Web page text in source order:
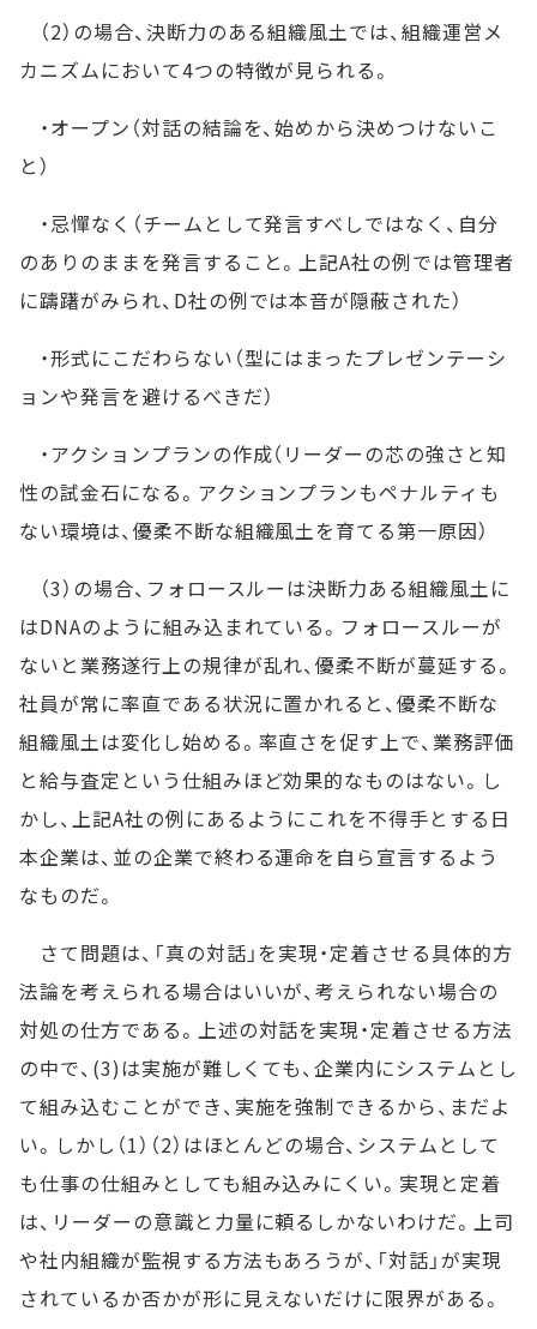
（2）の場合、決断力のある組織風土では、組織運営メ
カニズムにおいて4つの特徴が見られる。
・オープン（対話の結論を、始めから決めつけないこ
と）
・忌憚なく（チームとして発言すべしではなく、自分
のありのままを発言すること。上記A社の例では管理者
に躊躇がみられ、D社の例では本音が隠蔽された）
・形式にこだわらない（型にはまったプレゼンテーシ
ョンや発言を避けるべきだ）
・アクションプランの作成（リーダーの芯の強さと知
性の試金石になる。アクションプランもペナルティも
ない環境は、優柔不断な組織風土を育てる第一原因）
（3）の場合、フォロースルーは決断力ある組織風土に
はDNAのように組み込まれている。フォロースルーが
ないと業務遂行上の規律が乱れ、優柔不断が蔓延する。
社員が常に率直である状況に置かれると、優柔不断な
組織風土は変化し始める。率直さを促す上で、業務評価
と給与査定という仕組みほど効果的なものはない。し
かし、上記A社の例にあるようにこれを不得手とする日
本企業は、並の企業で終わる運命を自ら宣言するよう
なものだ。
さて問題は、「真の対話」を実現・定着させる具体的方
法論を考えられる場合はいいが、考えられない場合の
対処の仕方である。上述の対話を実現・定着させる方法
の中で、(3)は実施が難しくても、企業内にシステムとし
て組み込むことができ、実施を強制できるから、まだよ
い。しかし（1）（2）はほとんどの場合、システムとして
も仕事の仕組みとしても組み込みにくい。実現と定着
は、リーダーの意識と力量に頼るしかないわけだ。上司
や社内組織が監視する方法もあろうが、「対話」が実現
されているか否かが形に見えないだけに限界がある。